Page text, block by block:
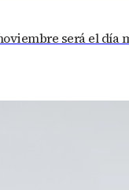
será el día